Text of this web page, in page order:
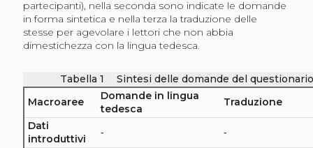
partecipanti), nella seconda sono indicate le domande
in forma sintetica e nella terza la traduzione delle
stesse per agevolare i lettori che non abbia
dimestichezza con la lingua tedesca.
Tabella1
Sintesi delle domande del
Macroaree
Domande in lingua
tedesca
Traduzione
Dati
introduttivi
‑ ‑